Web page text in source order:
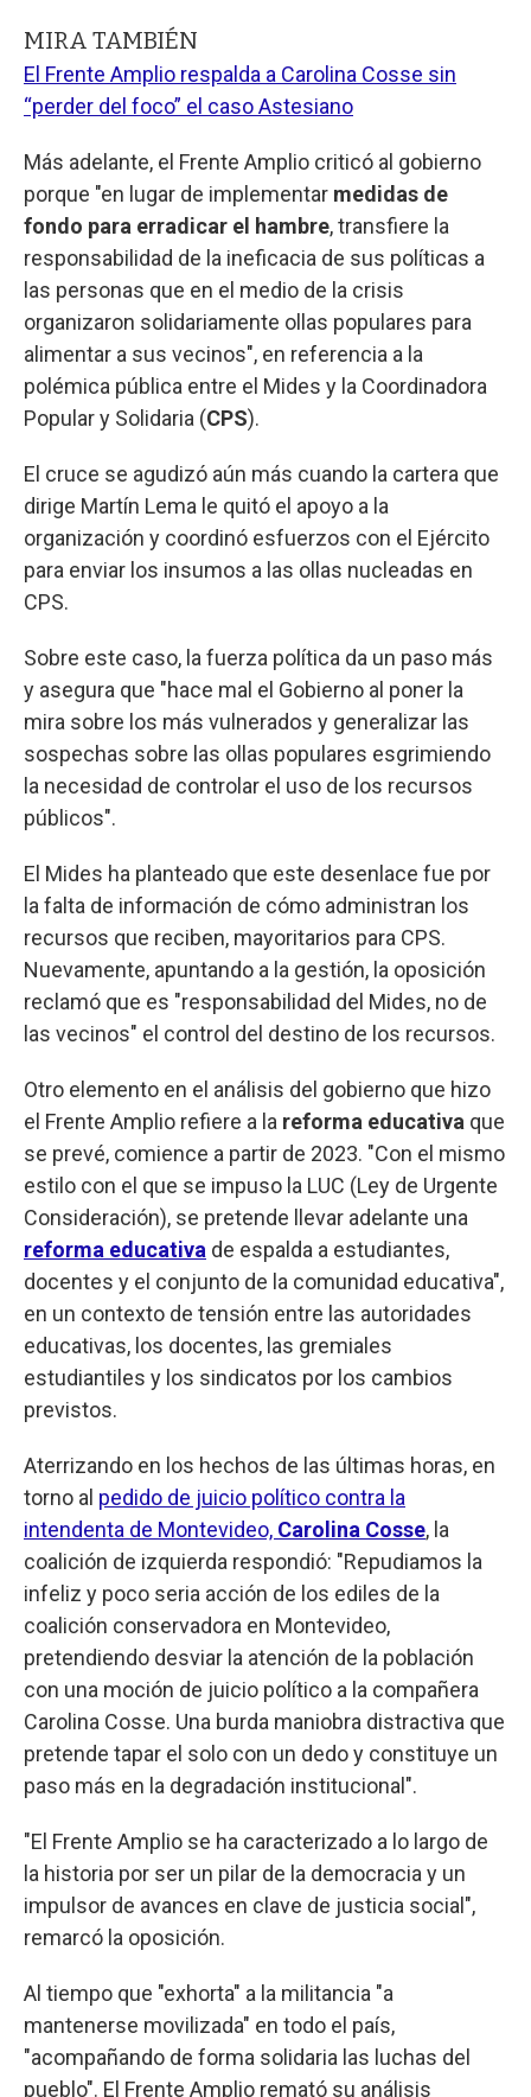
MIRA TAMBIÉN
El Frente Amplio respalda a Carolina Cosse sin
“perder del foco” el caso Astesiano
Más adelante, el Frente Amplio criticó al gobierno
porque "en lugar de implementar medidas de
fondo para erradicar el hambre, transfiere la
responsabilidad de la ineficacia de sus políticas a
las personas que en el medio de la crisis
organizaron solidariamente ollas populares para
alimentar a sus vecinos", en referencia a la
polémica pública entre el Mides y la Coordinadora
Popular y Solidaria (CPS).
El cruce se agudizó aún más cuando la cartera que
dirige Martín Lema le quitó el apoyo a la
organización y coordinó esfuerzos con el Ejército
para enviar los insumos a las ollas nucleadas en
CPS.
Sobre este caso, la fuerza política da un paso más
y asegura que "hace mal el Gobierno al poner la
mira sobre los más vulnerados y generalizar las
sospechas sobre las ollas populares esgrimiendo
la necesidad de controlar el uso de los recursos
públicos".
El Mides ha planteado que este desenlace fue por
la falta de información de cómo administran los
recursos que reciben, mayoritarios para CPS.
Nuevamente, apuntando a la gestión, la oposición
reclamó que es "responsabilidad del Mides, no de
las vecinos" el control del destino de los recursos.
Otro elemento en el análisis del gobierno que hizo
el Frente Amplio refiere a la reforma educativa que
se prevé, comience a partir de 2023. "Con el mismo
estilo con el que se impuso la LUC (Ley de Urgente
Consideración), se pretende llevar adelante una
reforma educativa de espalda a estudiantes,
docentes y el conjunto de la comunidad educativa",
en un contexto de tensión entre las autoridades
educativas, los docentes, las gremiales
estudiantiles y los sindicatos por los cambios
previstos.
Aterrizando en los hechos de las últimas horas, en
torno al pedido de juicio político contra la
intendenta de Montevideo, Carolina Cosse, la
coalición de izquierda respondió: "Repudiamos la
infeliz y poco seria acción de los ediles de la
coalición conservadora en Montevideo,
pretendiendo desviar la atención de la población
con una moción de juicio político a la compañera
Carolina Cosse. Una burda maniobra distractiva que
pretende tapar el solo con un dedo y constituye un
paso más en la degradación institucional".
"El Frente Amplio se ha caracterizado a lo largo de
la historia por ser un pilar de la democracia y un
impulsor de avances en clave de justicia social",
remarcó la oposición.
Al tiempo que "exhorta" a la militancia "a
mantenerse movilizada" en todo el país,
"acompañando de forma solidaria las luchas del
pueblo". El Frente Amplio remató su análisis